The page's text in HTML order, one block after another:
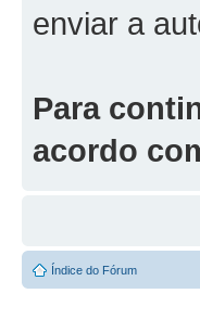
enviar a
Para
acordo
Índice do Fórum